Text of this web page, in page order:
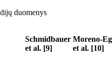
duomenys
Schmidbauer
et al. [9]
Moreno-
et al. [10]